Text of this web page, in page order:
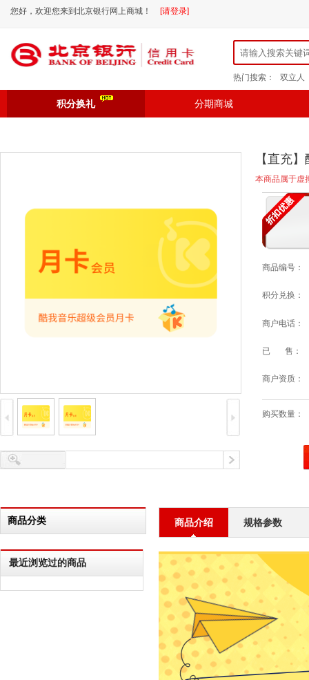
您好，欢迎您来到北京银行网上商城！ [请登录]
热门搜索： 双立人
积分换礼 分期商城
【直充
本商品属于虚
商品编号：
积分兑换：
商户电话：
已 售：
商户资质：
购买数量：
商品分类
最近浏览过的商品
商品介绍 规格参数